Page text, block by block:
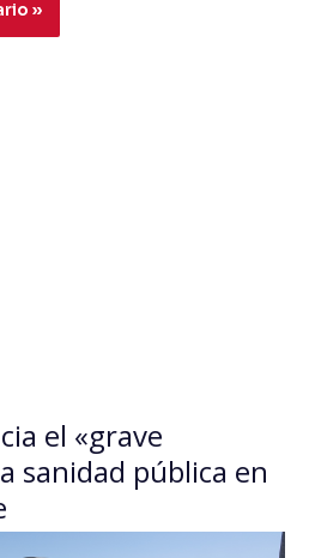
el «grave
sanidad pública en